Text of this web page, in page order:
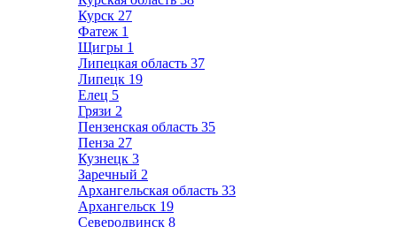
Курск 27
Фатеж 1
Щигры 1
Липецкая область 37
Липецк 19
Елец 5
Грязи 2
Пензенская область 35
Пенза 27
Кузнецк 3
Заречный 2
Архангельская область 33
Архангельск 19
Северодвинск 8